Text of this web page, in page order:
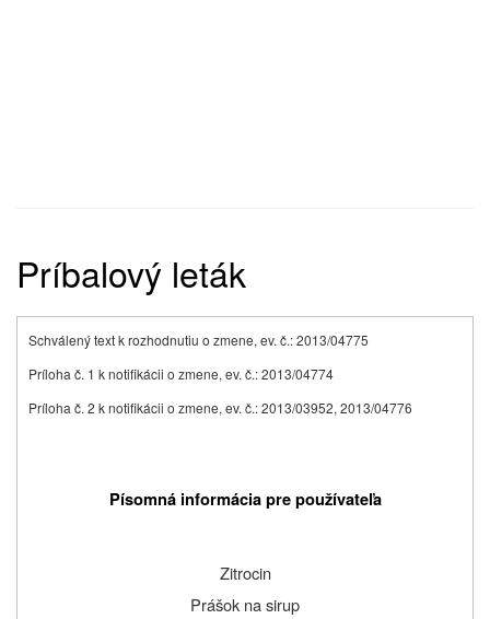
Príbalový leták
Schválený text k rozhodnutiu o zmene, ev. č.: 2013/04775
Príloha č. 1 k notifikácii o zmene, ev. č.: 2013/04774
Príloha č. 2 k notifikácii o zmene, ev. č.: 2013/03952, 2013/04776
Písomná informácia pre používateľa
Zitrocin
Prášok na sirup